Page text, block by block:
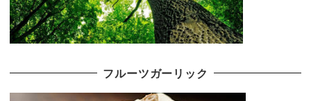
フルーツガーリック